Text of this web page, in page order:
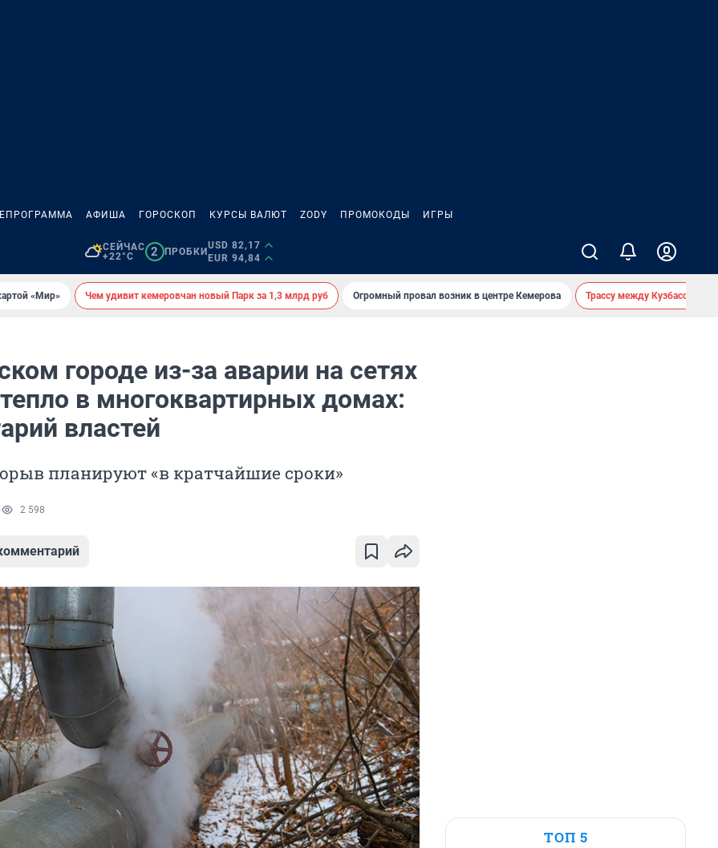
АФИША ГОРОСКОП КУРСЫ ВАЛЮТ ZODY ПРОМОКОДЫ ИГРЫ
СЕЙЧАС
+22°C
2 ПРОБКИ
USD 82,17
EUR 94,84
«Мир» Чем удивит кемеровчан новый Парк за 1,3 млрд руб Огромный провал возник в центре Кемерова Трассу между Кузбассом и
городе из-за аварии на сетях
в многоквартирных домах:
властей
планируют «в кратчайшие сроки»
2 598
ТОП 5